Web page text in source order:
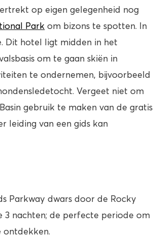
op eigen gelegenheid nog
Park om bizons te spotten. In
Dit hotel ligt midden in het
om te gaan skiën in
te ondernemen, bijvoorbeeld
Vergeet niet om
gebruik te maken van de gratis
leiding van een gids kan
Parkway dwars door de Rocky
3 nachten; de perfecte periode om
ontdekken.